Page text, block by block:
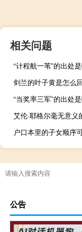
相关问题
“计程航一苇”的出处
剑兰的叶子黄是怎么
“当奖率三军”的出处
公告